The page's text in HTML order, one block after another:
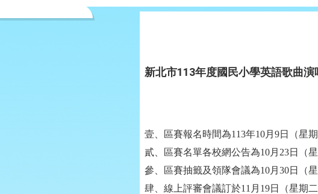
新北市113年度國民小學英語歌曲
壹、區賽報名時間為113年10月9日（星
貳、區賽名單各校網公告為10月23日（星
參、區賽抽籤及領隊會議為10月30日（星
肆、線上評審會議訂於11月19日（星期